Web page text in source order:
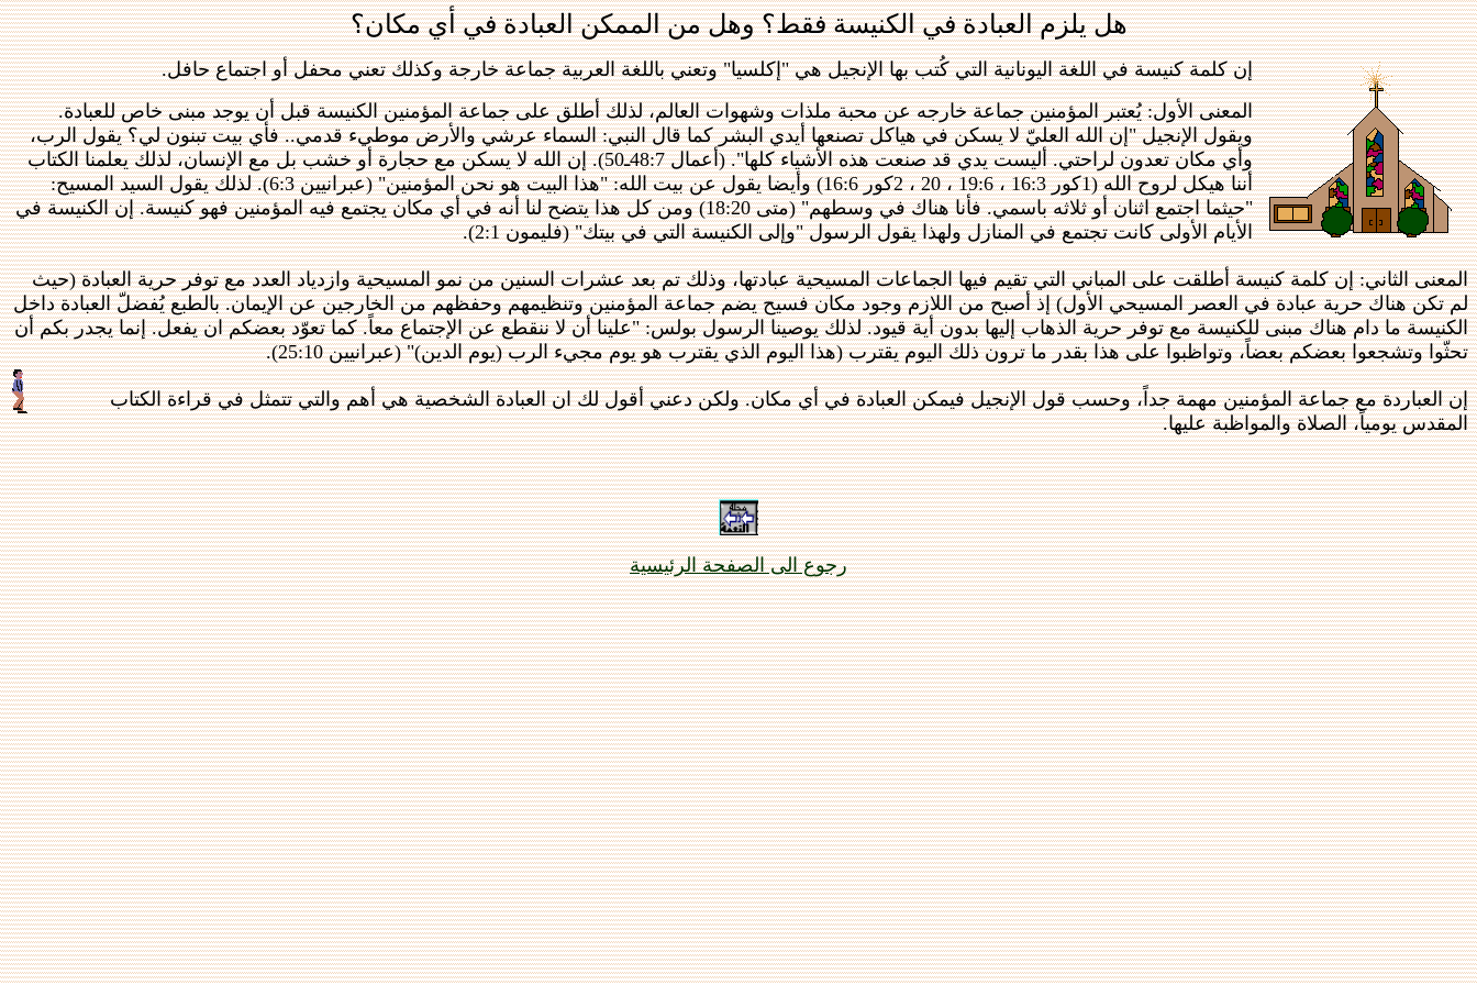
هل يلزم العبادة في الكنيسة فقط؟ وهل من الممكن العبادة في أي مكان؟
إن كلمة كنيسة في اللغة اليونانية التي كُتب بها الإنجيل هي "إكلسيا" وتعني باللغة العربية جماعة خارجة وكذلك تعني محفل أو اجتماع حافل.
المعنى الأول: يُعتبر المؤمنين جماعة خارجه عن محبة ملذات وشهوات العالم، لذلك أطلق على جماعة المؤمنين الكنيسة قبل أن يوجد مبنى خاص للعبادة.
ويقول الإنجيل "إن الله العليّ لا يسكن في هياكل تصنعها أيدي البشر كما قال النبي: السماء عرشي والأرض موطيء قدمي.. فأي بيت تبنون لي؟ يقول الرب،
وأي مكان تعدون لراحتي. أليست يدي قد صنعت هذه الأشياء كلها". (أعمال 48:7ـ50). إن الله لا يسكن مع حجارة أو خشب بل مع الإنسان، لذلك يعلمنا الكتاب
أننا هيكل لروح الله (1كور 16:3 ، 19:6 ، 20 ، 2كور 16:6) وأيضا يقول عن بيت الله: "هذا البيت هو نحن المؤمنين" (عبرانيين 6:3). لذلك يقول السيد المسيح:
"حيثما اجتمع اثنان أو ثلاثه باسمي. فأنا هناك في وسطهم" (متى 18:20) ومن كل هذا يتضح لنا أنه في أي مكان يجتمع فيه المؤمنين فهو كنيسة. إن الكنيسة في
الأيام الأولى كانت تجتمع في المنازل ولهذا يقول الرسول "وإلى الكنيسة التي في بيتك" (فليمون 2:1).
المعنى الثاني: إن كلمة كنيسة أطلقت على المباني التي تقيم فيها الجماعات المسيحية عبادتها، وذلك تم بعد عشرات السنين من نمو المسيحية وازدياد العدد مع توفر حرية العبادة (حيث
لم تكن هناك حرية عبادة في العصر المسيحي الأول) إذ أصبح من اللازم وجود مكان فسيح يضم جماعة المؤمنين وتنظيمهم وحفظهم من الخارجين عن الإيمان. بالطبع يُفضلّ العبادة داخل
الكنيسة ما دام هناك مبنى للكنيسة مع توفر حرية الذهاب إليها بدون أية قيود. لذلك يوصينا الرسول بولس: "علينا أن لا ننقطع عن الإجتماع معاً. كما تعوّد بعضكم ان يفعل. إنما يجدر بكم أن
تحثّوا وتشجعوا بعضكم بعضاً، وتواظبوا على هذا بقدر ما ترون ذلك اليوم يقترب (هذا اليوم الذي يقترب هو يوم مجيء الرب (يوم الدين)" (عبرانيين 25:10).
إن العباردة مع جماعة المؤمنين مهمة جداً، وحسب قول الإنجيل فيمكن العبادة في أي مكان. ولكن دعني أقول لك ان العبادة الشخصية هي أهم والتي تتمثل في قراءة الكتاب
المقدس يومياً، الصلاة والمواظبة عليها.
رجوع الى الصفحة الرئيسية